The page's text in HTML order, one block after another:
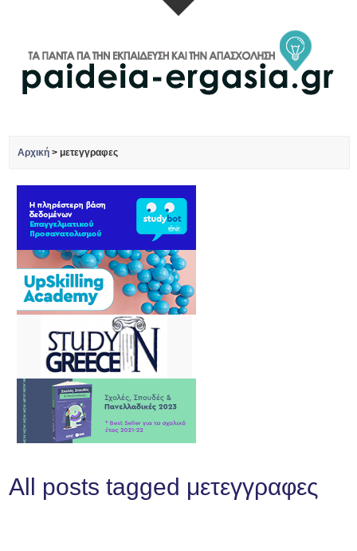
Αρχική >μετεγγραφες
All posts tagged μετεγγραφες